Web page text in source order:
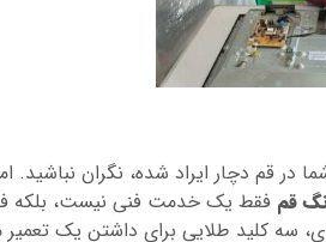
در قم دچار ایراد شده، نگران
قم فقط یک خدمت فنی نیست، بلکه
ای، سه کلید طلایی برای داشتن یک